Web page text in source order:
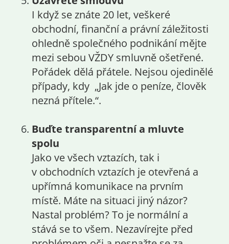
I když se znáte 20 let, veškeré
obchodní, finanční a právní záležitosti
ohledně společného podnikání mějte
mezi sebou VŽDY smluvně ošetřené.
Pořádek dělá přátele. Nejsou ojedinělé
případy, kdy „Jak jde o peníze, člověk
nezná přítele.“.
Buďte transparentní a mluvte
spolu
Jako ve všech vztazích, tak i
v obchodních vztazích je otevřená a
upřímná komunikace na prvním
místě. Máte na situaci jiný názor?
Nastal problém? To je normální a
stává se to všem. Nezavírejte před